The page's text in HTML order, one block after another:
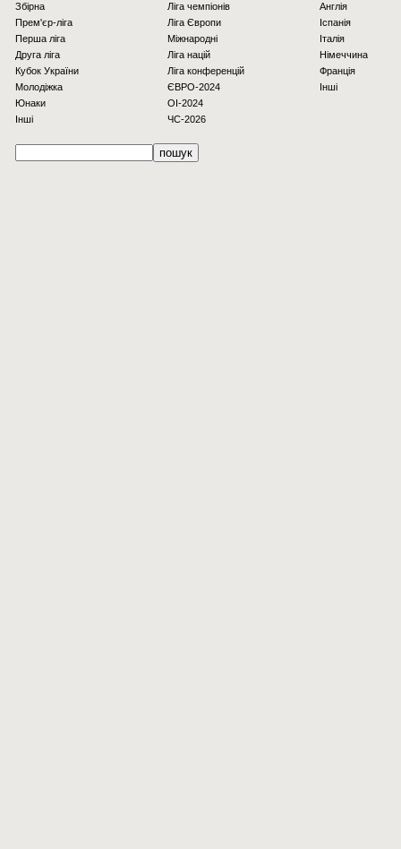
Збірна
Прем'єр-ліга
Перша ліга
Друга ліга
Кубок України
Молодіжка
Юнаки
Інші
Ліга чемпіонів
Ліга Європи
Міжнародні
Ліга націй
Ліга конференцій
ЄВРО-2024
OI-2024
ЧС-2026
Англія
Іспанія
Італія
Німеччина
Франція
Інші